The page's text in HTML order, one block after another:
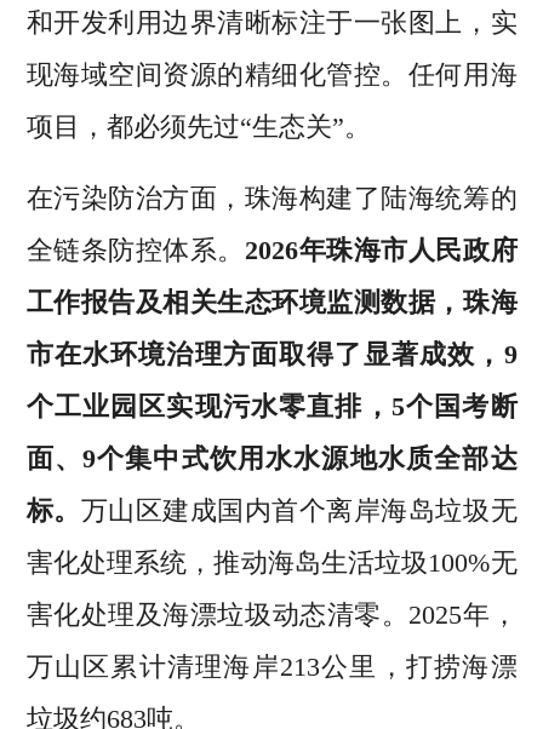
和开发利用边界清晰标注于一张图上，实
现海域空间资源的精细化管控。任何用海
项目，都必须先过“生态关”。
在污染防治方面，珠海构建了陆海统筹的
全链条防控体系。 2026年珠海市人民政府
工作报告及相关生态环境监测数据，珠海
市在水环境治理方面取得了显著成效，9
个工业园区实现污水零直排，5个国考断
面、9个集中式饮用水水源地水质全部达
标。 万山区建成国内首个离岸海岛垃圾无
害化处理系统，推动海岛生活垃圾100%无
害化处理及海漂垃圾动态清零。2025年，
万山区累计清理海岸213公里，打捞海漂
垃圾约683吨。